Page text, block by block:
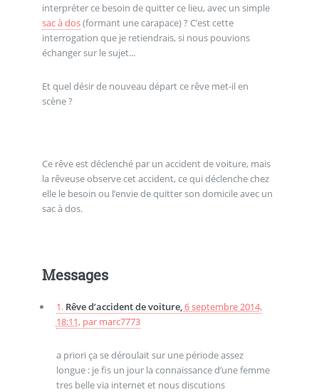
interpréter ce besoin de quitter ce lieu, avec un simple
sac à dos(formant une carapace) ? C’est cette
interrogation que je retiendrais, si nous pouvions
échanger sur le sujet...
Et quel désir de nouveau départ ce rêve met-il en
scène ?
Ce rêve est déclenché par un accident de voiture, mais
la rêveuse observe cet accident, ce qui déclenche chez
elle le besoin ou l’envie de quitter son domicile avec un
sac à dos.
Messages
1. Rêve d’accident de voiture, 6 septembre 2014,
18:11, par marc7773
a priori ça se déroulait sur une période assez
longue : je fis un jour la connaissance d’une femme
tres belle via internet et nous discutions